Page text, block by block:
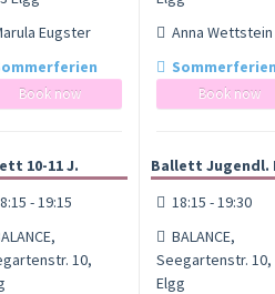
Eugster
Book now
10-11 J.
- 19:15
10,
Anna Wettstein
Sommerferien
Book now
Ballett Jugendl.
18:15 - 19:30
BALANCE,
Seegartenstr. 10,
Elgg